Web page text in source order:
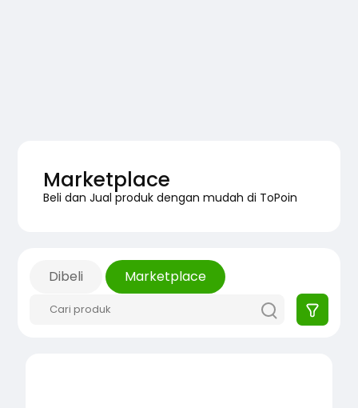
Marketplace
Beli dan Jual produk dengan mudah di ToPoin
Dibeli Marketplace